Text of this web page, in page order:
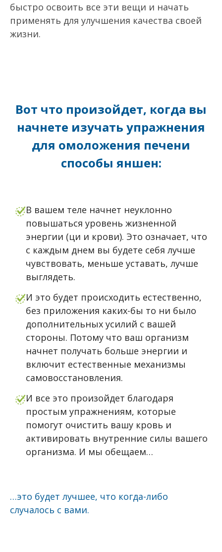
быстро освоить все эти вещи и начать
применять для улучшения качества своей
жизни.
Вот что произойдет, когда вы
начнете изучать упражнения
для омоложения печени
способы яншен:
В вашем теле начнет неуклонно
повышаться уровень жизненной
энергии (ци и крови). Это означает, что
с каждым днем вы будете себя лучше
чувствовать, меньше уставать, лучше
выглядеть.
И это будет происходить естественно,
без приложения каких-бы то ни было
дополнительных усилий с вашей
стороны. Потому что ваш организм
начнет получать больше энергии и
включит естественные механизмы
самовосстановления.
И все это произойдет благодаря
простым упражнениям, которые
помогут очистить вашу кровь и
активировать внутренние силы вашего
организма. И мы обещаем…
…это будет лучшее, что когда-либо
случалось с вами.